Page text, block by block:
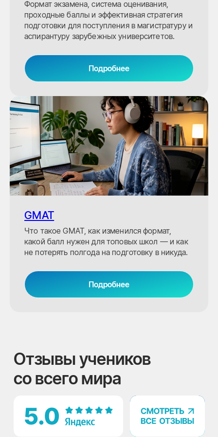
Формат экзамена, система оценивания,
проходные баллы и эффективная стратегия
подготовки для поступления в магистратуру и
аспирантуру зарубежных университетов.
Подробнее
GMAT
Что такое GMAT, как изменился формат,
какой балл нужен для топовых школ — и как
не потерять полгода на подготовку в никуда.
Подробнее
Получите
бесплатно
подборку вузов
В нашем телеграм-канале
мы подготовили для вас подборку
вузов со стоимостью обучения